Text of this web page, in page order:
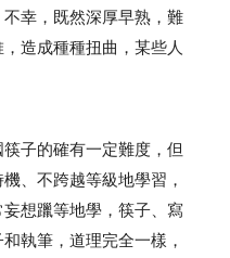
幸，既然深厚早熟，難
造成種種扭曲，某些人
子的確有一定難度，但
、不跨越等級地學習，
想躐等地學，筷子、寫
執筆，道理完全一樣，